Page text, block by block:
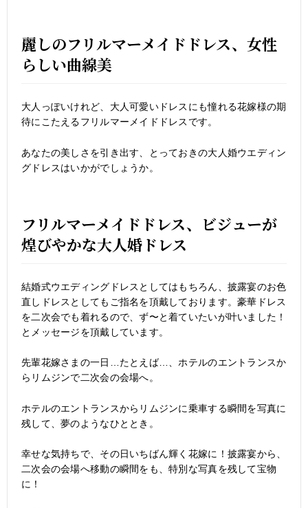
麗しのフリルマーメイドドレス、女性
らしい曲線美
大人っぽいけれど、大人可愛いドレスにも憧れる花嫁様の期
待にこたえるフリルマーメイドドレスです。
あなたの美しさを引き出す、とっておきの大人婚ウエディン
グドレスはいかがでしょうか。
フリルマーメイドドレス、ビジューが
煌びやかな大人婚ドレス
結婚式ウエディングドレスとしてはもちろん、披露宴のお色
直しドレスとしてもご指名を頂戴しております。豪華ドレス
を二次会でも着れるので、ず〜と着ていたいが叶いました！
とメッセージを頂戴しています。
先輩花嫁さまの一日…たとえば…、ホテルのエントランスか
らリムジンで二次会の会場へ。
ホテルのエントランスからリムジンに乗車する瞬間を写真に
残して、夢のようなひととき。
幸せな気持ちで、その日いちばん輝く花嫁に！披露宴から、
二次会の会場へ移動の瞬間をも、特別な写真を残して宝物
に！